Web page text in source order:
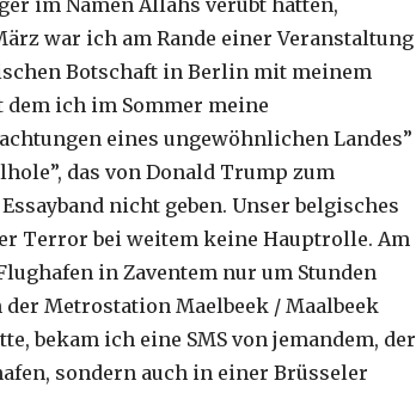
im Namen Allahs verübt hatten,
war ich am Rande einer Veranstaltung
Botschaft in Berlin mit meinem
ich im Sommer meine
eines ungewöhnlichen Landes”
das von Donald Trump zum
nicht geben. Unser belgisches
Terror bei weitem keine Hauptrolle. Am
in Zaventem nur um Stunden
Metrostation Maelbeek / Maalbeek
bekam ich eine SMS von jemandem, der
sondern auch in einer Brüsseler